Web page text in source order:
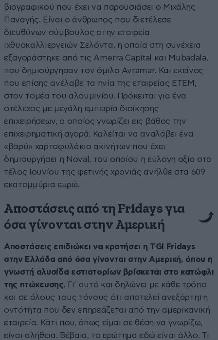
βιογραφικού που έχει να παρουσιάσει ο Μιχάλης
Παναγής. Είναι ο άνθρωπος που διετέλεσε
διευθύνων σύμβουλος στην εταιρεία
ιχθυοκαλλιεργειών Σελόντα, η οποία στη συνέχεια
εξαγοράστηκε από τις Amerra Capital και Mubadala,
που δημιούργησαν τον όμιλο Avramar. Και εκείνος
που επίσης ανέλαβε τα ηνία της εταιρείας ΕΤΕΜ,
στον τομέα του αλουμινίου. Πρόκειται για ένα
στέλεχος με μεγάλη εμπειρία διοίκησης
επιχειρήσεων, ο οποίος γνωρίζει εις βάθος την
επιχειρηματική αγορά. Καλείται να αναλάβει ένα
«βαρύ» χαρτοφυλάκιο ακινήτων που έχει
δημιουργήσει η Noval, του οποίου η εύλογη αξία στο
τέλος Ιουνίου της φετινής χρονιάς ανήλθε στα 609
εκατομμύρια ευρώ.
Αποστάσεις από τη Fridays για
όσα γίνονται στην Αμερική
Αποστάσεις επιδιώκει να κρατήσει η TGI Fridays
στην Ελλάδα από όσα γίνονται στην Αμερική, όπου η
γνωστή αλυσίδα εστιατορίων βρίσκεται στο κατώφλι
της πτώχευσης. Γι’ αυτό και δηλώνει με κάθε τρόπο
και σε όλους τους τόνους ότι αποτελεί ανεξάρτητη
οντότητα που δεν επηρεάζεται από την αμερικανική
εταιρεία. Κάτι που, όπως είμαι σε θέση να γνωρίζω,
είναι αλήθεια. Βέβαια, το ερώτημα εδώ είναι άλλο. Τι